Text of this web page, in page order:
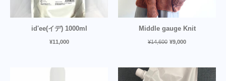
id'ee(イデ) 1000ml
¥11,000
Middle gauge Knit
¥14,600 ¥9,000